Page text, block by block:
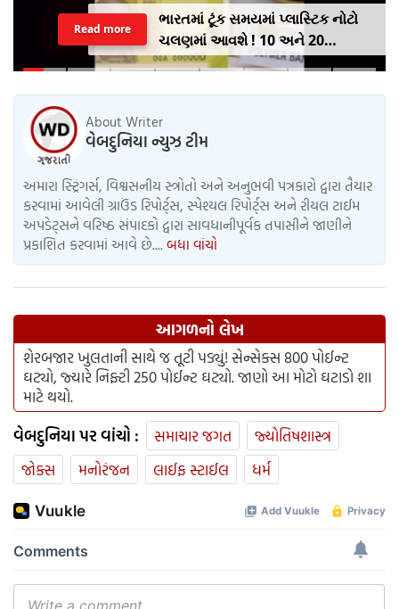
ભારતમાં ટૂંક સમયમાં પ્લાસ્ટિક નોટો
ચલણમાં આવશે ! 10 અને 20
રૂપિયાની નોટથી થશે શરૂઆત,
Read more
About Writer
વેબદુનિયા ન્યુઝ ટીમ
અમારા સ્ટ્રિંગર્સ, વિશ્વસનીય સ્ત્રોતો અને અનુભવી પત્રકારો દ્વારા તૈયાર
કરવામાં આવેલી ગ્રાઉંડ રિપોર્ટ્સ, સ્પેશ્યલ રિપોર્ટ્સ અને રીયલ ટાઈમ
અપડેટ્સને વરિષ્ઠ સંપાદકો દ્વારા સાવધાનીપૂર્વક તપાસીને જાણીને
પ્રકાશિત કરવામાં આવે છે.... બધા વાંચો
આગળનો લેખ
શેરબજાર ખુલતાની સાથે જ તૂટી પડ્યું! સેન્સેક્સ 800 પોઈન્ટ
ઘટ્યો, જ્યારે નિફ્ટી 250 પોઈન્ટ ઘટ્યો. જાણો આ મોટો ઘટાડો શા
માટે થયો.
વેબદુનિયા પર વાંચો : સમાચાર જગત
જ્યોતિષશાસ્ત્ર
જોક્સ
મનોરંજન લાઈફ સ્ટાઈલ ધર્મ